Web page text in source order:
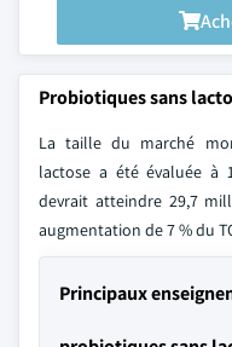
Probiotiques sans
La taille du marché
lactose a été évaluée à
devrait atteindre 29,7
augmentation de 7 % du
Principaux